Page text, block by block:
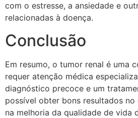
com o estresse, a ansiedade e
relacionadas à doença.
Conclusão
Em resumo, o tumor renal é uma
requer atenção médica
diagnóstico precoce e um
possível obter bons resultados
na melhoria da qualidade de vida